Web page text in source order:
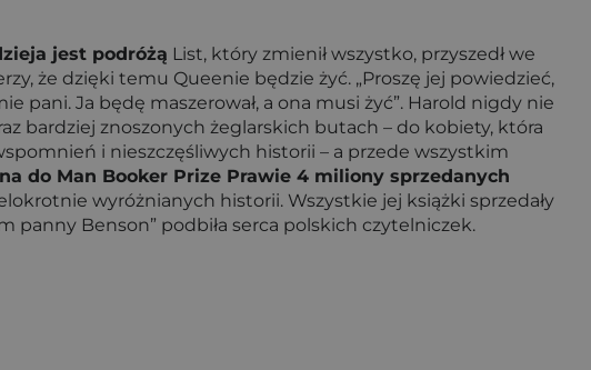
jest podróżą List, który zmienił wszystko, przyszedł we
że dzięki temu Queenie będzie żyć. „Proszę jej powiedzieć,
pani. Ja będę maszerował, a ona musi żyć”. Harold nigdy nie
bardziej znoszonych żeglarskich butach – do kobiety, która
i nieszczęśliwych historii – a przede wszystkim
do Man Booker Prize Prawie 4 miliony sprzedanych
wyróżnianych historii. Wszystkie jej książki sprzedały
panny Benson” podbiła serca polskich czytelniczek.